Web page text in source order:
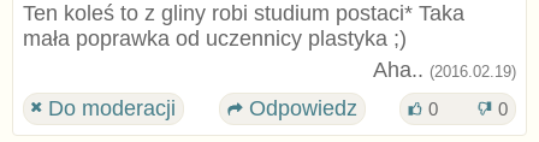
Ten koleś to z gliny robi studium postaci* Taka
mała poprawka od uczennicy plastyka ;)
Aha.. (2016.02.19)
Do moderacji Odpowiedz 0 0